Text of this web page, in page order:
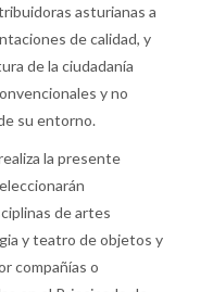
asturianas a
de calidad, y
de la ciudadanía
y no
su entorno.
la presente
de artes
y teatro de objetos y
compañías o